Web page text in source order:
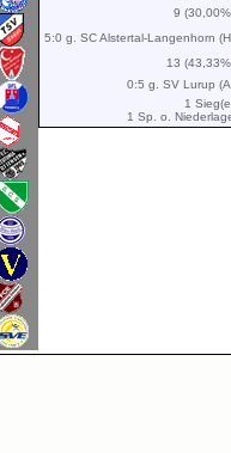
9
5:0 g. SC Alstertal-Langenhorn
13
0:5 g. SV Lurup
1
1 Sp. o.